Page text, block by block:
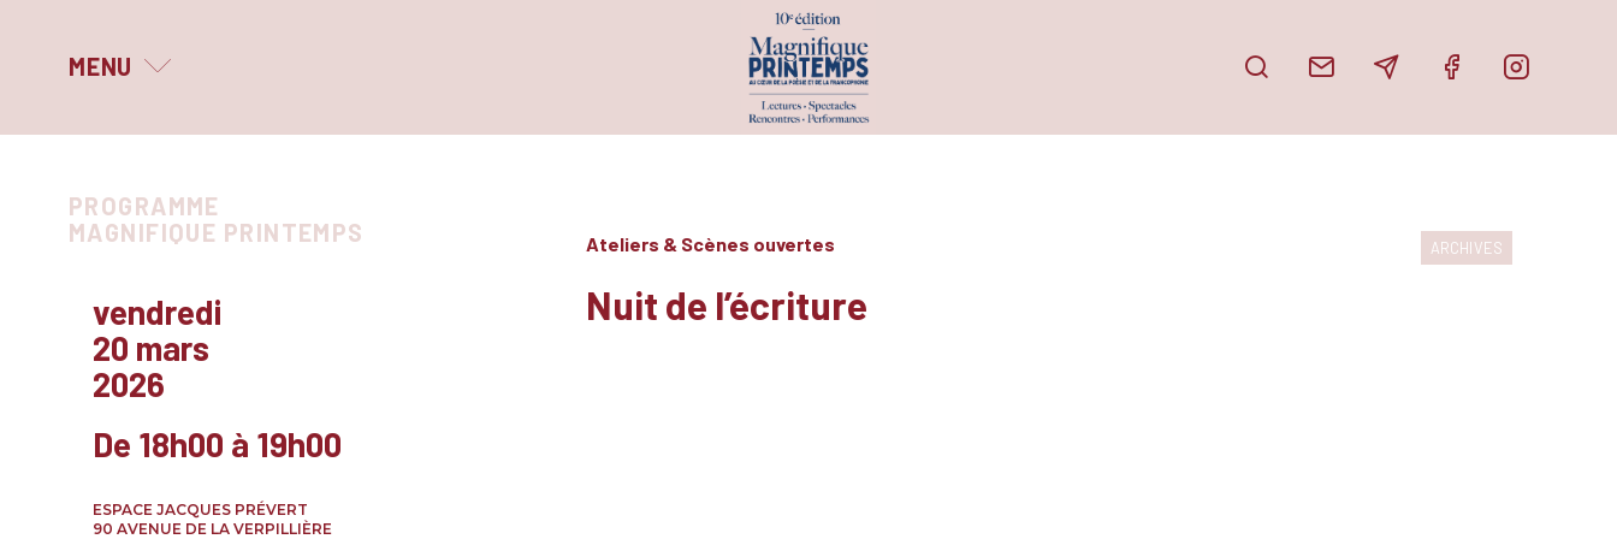
MENU
LE FESTIVAL
LES PARTENAIRES
ARCHIVES
PAR CATÉGORIE
PROGRAMME
MAGNIFIQUE PRINTEMPS
vendredi
20 mars
2026
De 18h00 à 19h00
ESPACE JACQUES PRÉVERT
90 AVENUE DE LA VERPILLIÈRE
Ateliers & Scènes ouvertes ARCHIVES
Nuit de l’écriture